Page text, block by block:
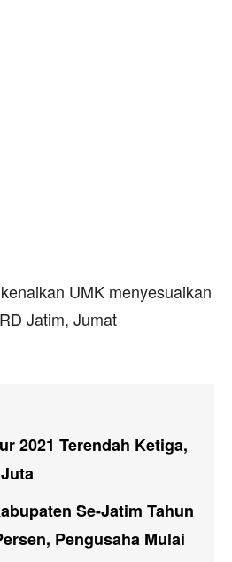
UMK menyesuaikan
Jatim, Jumat
2021 Terendah Ketiga,
Se-Jatim Tahun
Pengusaha Mulai